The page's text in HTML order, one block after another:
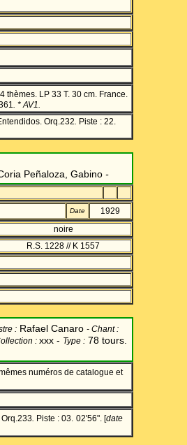
thèmes. LP 33 T. 30 cm. France.
. * AV1.
Orq.232. Piste : 22.
Peñaloza, Gabino -
Date 1929
noire
R.S. 1228 // K 1557
: Rafael Canaro - Chant:
: xxx - Type : 78 tours.
numéros de catalogue et
. Piste : 03. 02'56". [date